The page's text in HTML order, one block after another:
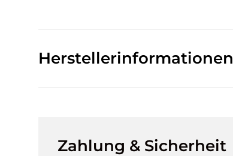
Herstellerinformationen
Zahlung & Sicherheit